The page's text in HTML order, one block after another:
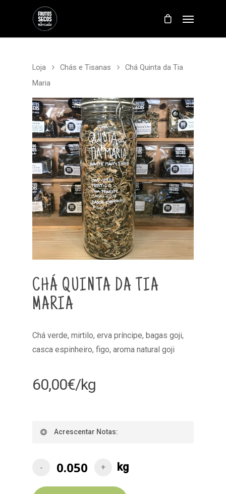
Loja Chás e Tisanas
Chá Quinta da Tia
Maria
CHÁ QUINTA DA TIA
MARIA
Chá verde, mirtilo, erva príncipe, bagas goji,
casca espinheiro, figo, aroma natural goji
60,00€/kg
Acrescentar Notas: